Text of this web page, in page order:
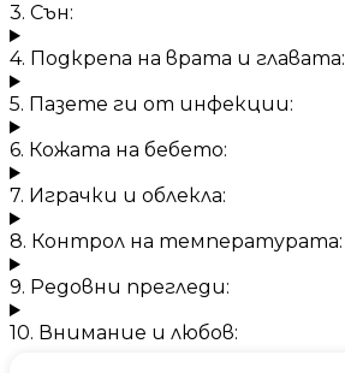
3. Сън:
4. Подкрепа на врата и главата:
5. Пазете ги от инфекции:
6. Кожата на бебето:
7. Играчки и облекла:
8. Контрол на температурата:
9. Редовни прегледи:
10. Внимание и любов: